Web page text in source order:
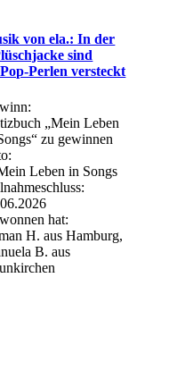
von ela.: In der
sind
Perlen versteckt
„Mein Leben
zu gewinnen
hat:
H. aus Hamburg,
B. aus